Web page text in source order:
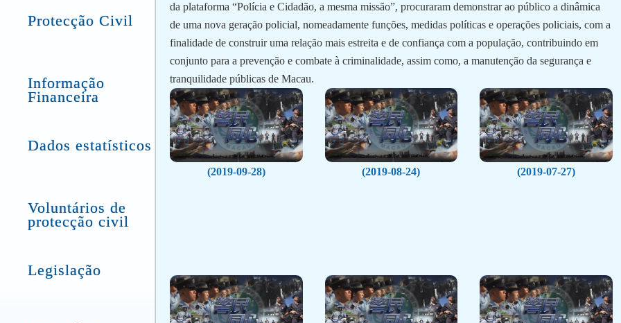
Protecção Civil
Informação
Financeira
Dados estatísticos
Voluntários de
protecção civil
Legislação
da plataforma “Polícia e Cidadão, a mesma missão”, procuraram demonstrar ao público a dinâmica
de uma nova geração policial, nomeadamente funções, medidas políticas e operações policiais, com a
finalidade de construir uma relação mais estreita e de confiança com a população, contribuindo em
conjunto para a prevenção e combate à criminalidade, assim como, a manutenção da segurança e
tranquilidade públicas de Macau.
(2019-09-28) (2019-08-24) (2019-07-27)